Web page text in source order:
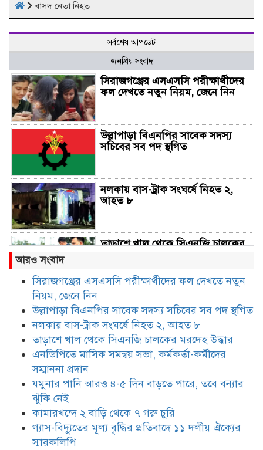
বাসদ নেতা নিহত
সর্বশেষ আপডেট
জনপ্রিয় সংবাদ
সিরাজগঞ্জের এসএসসি পরীক্ষার্থীদের
ফল দেখতে নতুন নিয়ম, জেনে নিন
উল্লাপাড়া বিএনপির সাবেক সদস্য
সচিবের সব পদ স্থগিত
নলকায় বাস-ট্রাক সংঘর্ষে নিহত ২,
আহত ৮
তাড়াশে খাল থেকে সিএনজি চালকের
কর্মকর্তা-কর্মীদের সম্মাননা প্রদান
যমুনার পানি আরও ৪-৫ দিন বাড়তে
পারে, তবে বন্যার ঝুঁকি নেই
কামারখন্দে ২ বাড়ি থেকে ৭ গরু চুরি
আরও সংবাদ
সিরাজগঞ্জের এসএসসি পরীক্ষার্থীদের ফল দেখতে নতুন
নিয়ম, জেনে নিন
উল্লাপাড়া বিএনপির সাবেক সদস্য সচিবের সব পদ স্থগিত
নলকায় বাস-ট্রাক সংঘর্ষে নিহত ২, আহত ৮
তাড়াশে খাল থেকে সিএনজি চালকের মরদেহ উদ্ধার
এনডিপিতে মাসিক সমন্বয় সভা, কর্মকর্তা-কর্মীদের
সম্মাননা প্রদান
যমুনার পানি আরও ৪-৫ দিন বাড়তে পারে, তবে বন্যার
ঝুঁকি নেই
কামারখন্দে ২ বাড়ি থেকে ৭ গরু চুরি
গ্যাস-বিদ্যুতের মূল্য বৃদ্ধির প্রতিবাদে ১১ দলীয় ঐক্যের
স্মারকলিপি